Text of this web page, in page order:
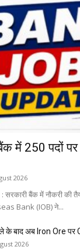
में 250 पदों पर
2026
बैंक में नौकरी की
Bank (IOB) ने...
के बाद अब Iron Ore पर
2026